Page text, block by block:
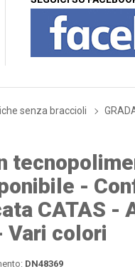
senza braccioli
-
CATAS -
Vari colori
DN48369